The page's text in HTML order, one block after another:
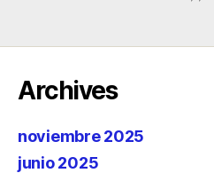
Archives
noviembre 2025
junio 2025